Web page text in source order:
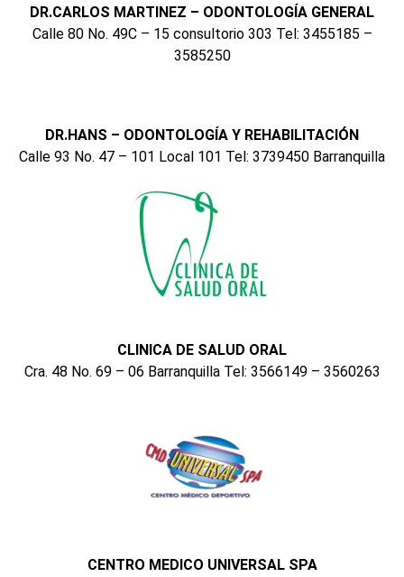
DR.CARLOS MARTINEZ – ODONTOLOGÍA GENERAL
Calle 80 No. 49C – 15 consultorio 303 Tel: 3455185 –
3585250
DR.HANS – ODONTOLOGÍA Y REHABILITACIÓN
Calle 93 No. 47 – 101 Local 101 Tel: 3739450 Barranquilla
CLINICA DE SALUD ORAL
Cra. 48 No. 69 – 06 Barranquilla Tel: 3566149 – 3560263
CENTRO MEDICO UNIVERSAL SPA